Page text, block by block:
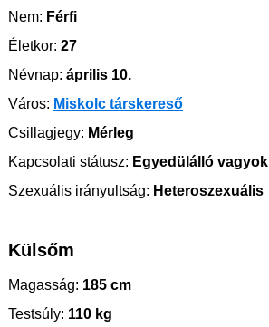
Nem: Férfi
Életkor: 27
Névnap: április 10.
Város: Miskolc társkereső
Csillagjegy: Mérleg
Kapcsolati státusz: Egyedülálló vagyok
Szexuális irányultság: Heteroszexuális
Külsőm
Magasság: 185 cm
Testsúly: 110 kg